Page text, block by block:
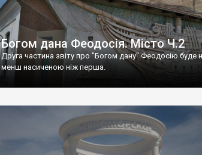
Богом дана Феодосія. Місто Ч.2
Друга частина звіту про "Богом дану" Феодосію буде
менш насиченою ніж перша.